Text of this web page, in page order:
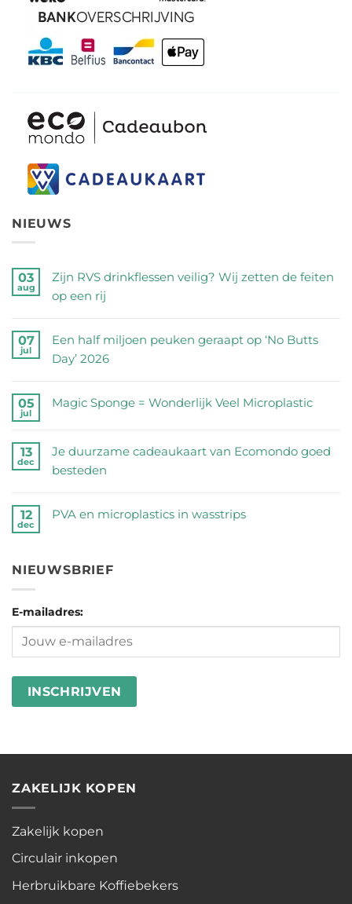
NIEUWS
03
aug
Zijn RVS drinkflessen veilig? Wij zetten de feiten
op een rij
reacties
op
RVS
drinkflessen
Wij
zetten
feiten
rij
07
jul
Een half miljoen peuken geraapt op ‘No Butts
Day’ 2026
reacties
half
miljoen
geraapt
Butts
2026
05
jul
Magic Sponge = Wonderlijk Veel Microplastic
reacties
op
=
Microplastic
13
dec
Je duurzame cadeaukaart van Ecomondo goed
besteden
reacties
duurzame
van
Ecomondo
goed
12
dec
PVA en microplastics in wasstrips
op
en
NIEUWSBRIEF
E-mailadres:
ZAKELIJK KOPEN
Zakelijk kopen
Circulair inkopen
Herbruikbare Koffiebekers